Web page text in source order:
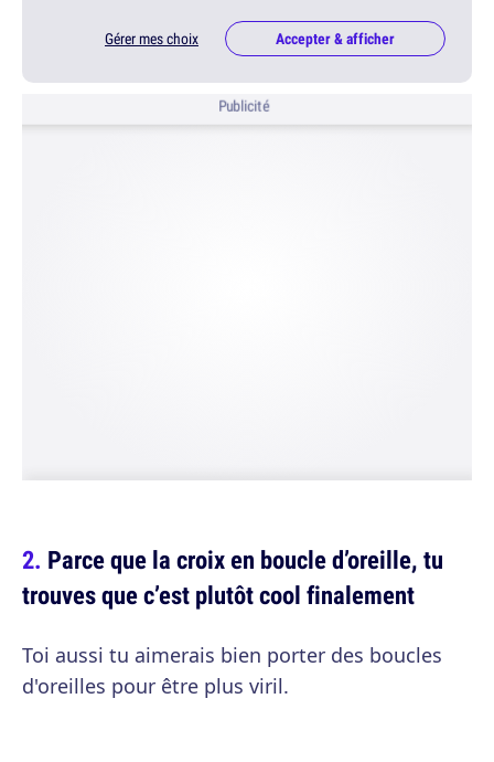
Gérer mes choix Accepter & afficher
Publicité
Parce que la croix en boucle d’oreille, tu
trouves que c’est plutôt cool finalement
Toi aussi tu aimerais bien porter des boucles
d'oreilles pour être plus viril.